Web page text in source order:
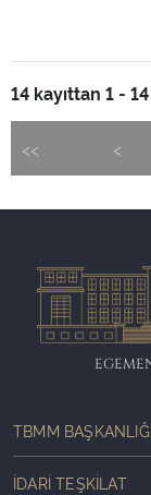
14 kayıttan 1 -
<< <
TBMM
İDARI TEŞKILAT